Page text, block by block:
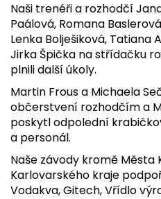
Naši trenéři a rozhodčí
Paálová, Romana
Lenka Bolješiková, Tatiana
Jirka Špička na střídačku
plnili další úkoly.
Martin Frous a Michaela
občerstvení rozhodčím a
poskytl odpolední
a personál.
Naše závody kromě Města
Karlovarského kraje
Vodakva, Gitech, Vřídlo